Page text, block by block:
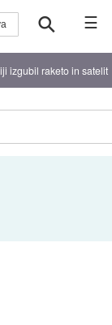
☰
izgubil raketo in satelit